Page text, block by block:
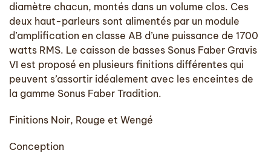
diamètre chacun, montés dans un volume clos. Ces
deux haut-parleurs sont alimentés par un module
d’amplification en classe AB d’une puissance de 1700
watts RMS. Le caisson de basses Sonus Faber Gravis
VI est proposé en plusieurs finitions différentes qui
peuvent s’assortir idéalement avec les enceintes de
la gamme Sonus Faber Tradition.
Finitions Noir, Rouge et Wengé
Conception